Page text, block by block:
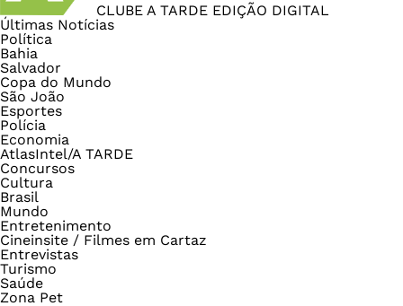
CLUBE A TARDE EDIÇÃO DIGITAL
Últimas Notícias
Política
Bahia
Salvador
Copa do Mundo
São João
Esportes
Polícia
Economia
AtlasIntel/A TARDE
Concursos
Cultura
Brasil
Mundo
Entretenimento
Cineinsite / Filmes em Cartaz
Entrevistas
Turismo
Saúde
Zona Pet